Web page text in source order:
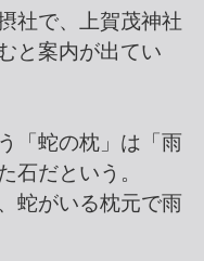
社で、上賀茂神社
と案内が出てい
「蛇の枕」は「雨
石だという。
蛇がいる枕元で雨